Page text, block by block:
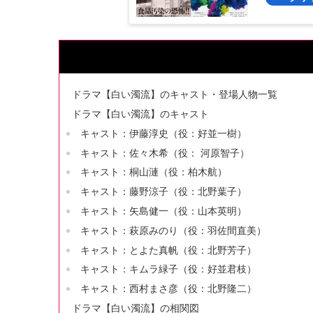
ドラマ【白い濁流】のキャスト・登場人物一覧
ドラマ【白い濁流】のキャスト
キャスト：伊藤淳史（役：好並一樹）
キャスト：佐々木希（役： 河原智子）
キャスト：桐山漣（役：柏木航）
キャスト：藤野涼子（役：北野葉子）
キャスト：矢島健一（役：山本英明）
キャスト：萩原みのり（役：羽佐間直美）
キャスト：とよた真帆（役：北野芳子）
キャスト：キムラ緑子（役：好並君枝）
キャスト：西村まさ彦（役：北野隆二）
ドラマ【白い濁流】の相関図